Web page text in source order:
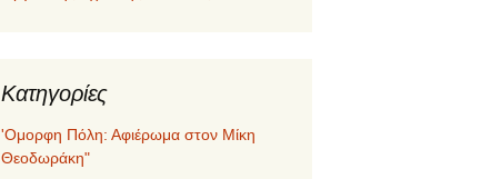
Kατηγορίες
'Ομορφη Πόλη: Αφιέρωμα στον Μίκη
Θεοδωράκη"